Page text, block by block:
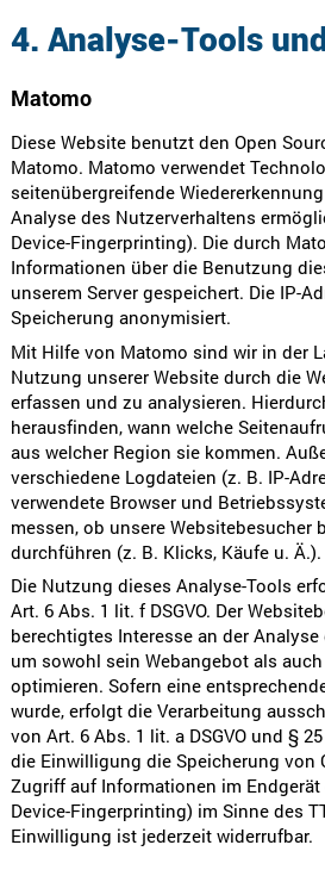
4. Analyse-Tools
Matomo
Diese Website benutzt den Open
Matomo. Matomo verwendet
seitenübergreifende
Analyse des Nutzerverhaltens
Device-Fingerprinting). Die durch
Informationen über die Benutzung
unserem Server gespeichert. Die IP-
Speicherung anonymisiert.
Mit Hilfe von Matomo sind wir in der
Nutzung unserer Website durch die
erfassen und zu analysieren.
herausfinden, wann welche
aus welcher Region sie kommen.
verschiedene Logdateien (z. B. IP-
verwendete Browser und
messen, ob unsere Websitebesucher
durchführen (z. B. Klicks, Käufe u. Ä.).
Die Nutzung dieses Analyse-Tools
Art. 6 Abs. 1 lit. f DSGVO. Der
berechtigtes Interesse an der
um sowohl sein Webangebot als
optimieren. Sofern eine
wurde, erfolgt die Verarbeitung
von Art. 6 Abs. 1 lit. a DSGVO und §
die Einwilligung die Speicherung von
Zugriff auf Informationen im Endgerät
Device-Fingerprinting) im Sinne des
Einwilligung ist jederzeit widerrufbar.